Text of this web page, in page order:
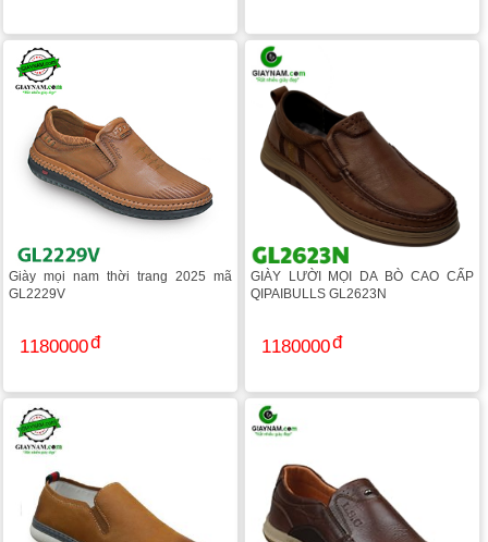
Giày mọi nam thời trang 2025 mã
GL2229V
1180000
GIÀY LƯỜI MỌI DA BÒ CAO CẤP
QIPAIBULLS GL2623N
1180000